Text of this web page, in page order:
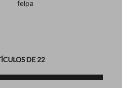
felpa
DE 22